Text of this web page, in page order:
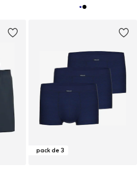
pack de 3